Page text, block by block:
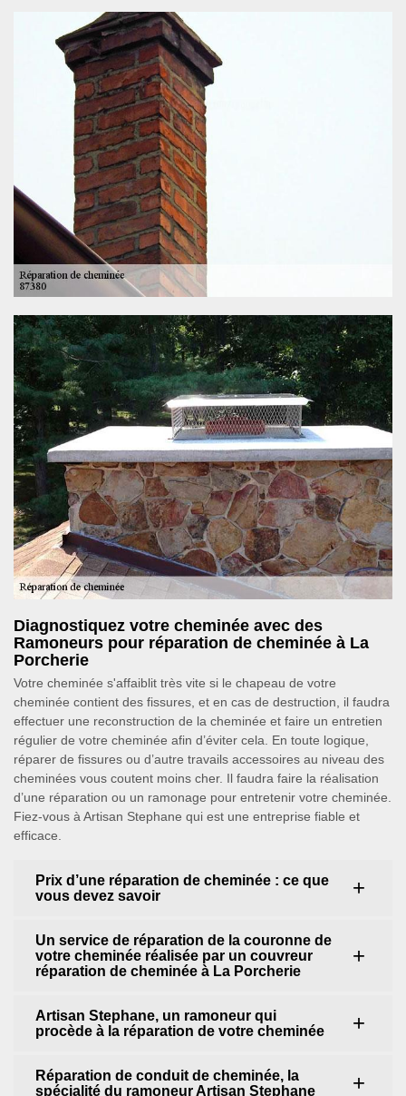
Diagnostiquez votre cheminée avec des
Ramoneurs pour réparation de cheminée à La
Porcherie
Votre cheminée s'affaiblit très vite si le chapeau de votre
cheminée contient des fissures, et en cas de destruction, il faudra
effectuer une reconstruction de la cheminée et faire un entretien
régulier de votre cheminée afin d’éviter cela. En toute logique,
réparer de fissures ou d’autre travails accessoires au niveau des
cheminées vous coutent moins cher. Il faudra faire la réalisation
d’une réparation ou un ramonage pour entretenir votre cheminée.
Fiez-vous à Artisan Stephane qui est une entreprise fiable et
efficace.
Prix d’une réparation de cheminée : ce que
vous devez savoir
Un service de réparation de la couronne de
votre cheminée réalisée par un couvreur
réparation de cheminée à La Porcherie
Artisan Stephane, un ramoneur qui
procède à la réparation de votre cheminée
Réparation de conduit de cheminée, la
spécialité du ramoneur Artisan Stephane